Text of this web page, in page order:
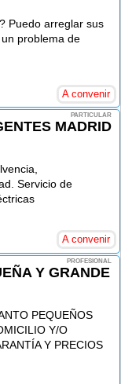
Puedo arreglar sus
problema de
A convenir
PARTICULAR
MADRID
Servicio de
A convenir
PROFESIONAL
Y GRANDE
PEQUEÑOS
Y/O
Y PRECIOS